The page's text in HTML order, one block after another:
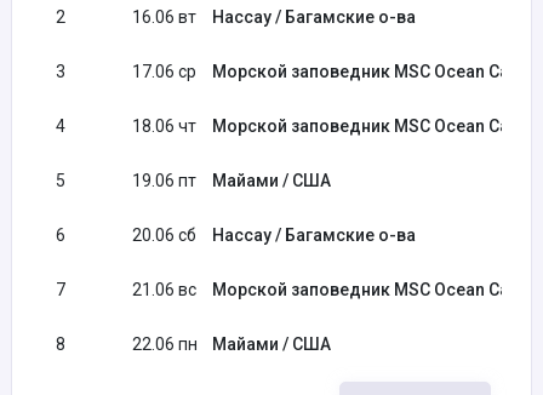
2 16.06 вт Нассау / Багамские о-ва
3 17.06 ср Морской заповедник MSC Ocean Cay /
4 18.06 чт Морской заповедник MSC Ocean Cay /
5 19.06 пт Майами / США
6 20.06 сб Нассау / Багамские о-ва
7 21.06 вс Морской заповедник MSC Ocean Cay /
8 22.06 пн Майами / США